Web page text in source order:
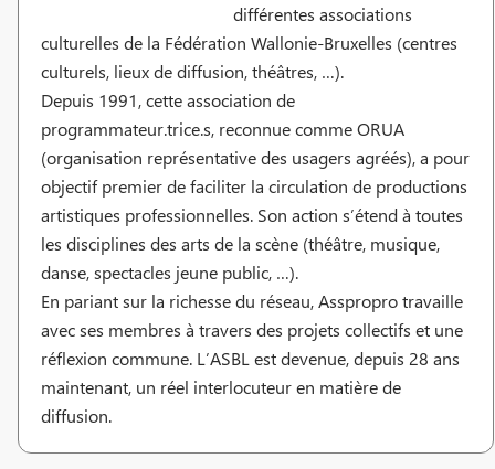
différentes associations
culturelles de la Fédération Wallonie-Bruxelles (centres
culturels, lieux de diffusion, théâtres, …).
Depuis 1991, cette association de
programmateur.trice.s, reconnue comme ORUA
(organisation représentative des usagers agréés), a pour
objectif premier de faciliter la circulation de productions
artistiques professionnelles. Son action s’étend à toutes
les disciplines des arts de la scène (théâtre, musique,
danse, spectacles jeune public, …).
En pariant sur la richesse du réseau, Asspropro travaille
avec ses membres à travers des projets collectifs et une
réflexion commune. L’ASBL est devenue, depuis 28 ans
maintenant, un réel interlocuteur en matière de
diffusion.